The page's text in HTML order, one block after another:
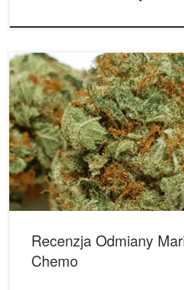
Początkowo, z pewnością pomyślisz, że
jest raczej niecodzienna. Prosta, krótka,
zastanowienia się nad bolesnym
którzy zmagają się z rakiem. Więc co jest
marihuany takiego interesującego oprócz
nikt nie wie, skąd pochodzi lub jak
[…]
Recenzja Odmiany
Chemo